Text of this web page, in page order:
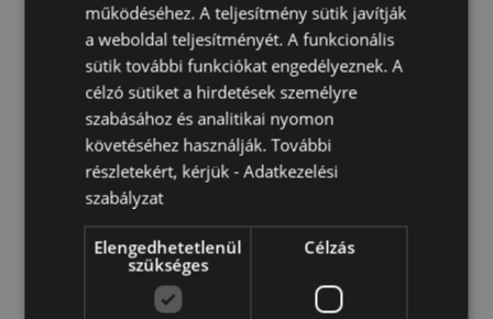
Anyaga:Rézina
Termékjellemzők
További
Információ
Magasság 23cm Szélesség 15cm Hosszúság 9.5cm
5055071796180
8
0.838000
Igen
működéséhez. A teljesítmény sütik javítják
a weboldal teljesítményét. A funkcionális
sütik további funkciókat engedélyeznek. A
célzó sütiket a hirdetések személyre
szabásához és analitikai nyomon
követéséhez használják. További
részletekért, kérjük -Adatkezelési
szabályzat
Elengedhetetlenül
szükséges
Célzás